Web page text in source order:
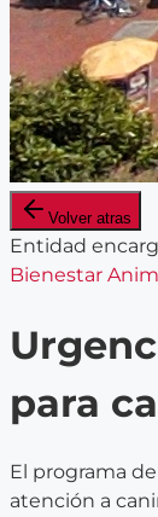
Volver atras
Entidad
Bienestar
para
El programa
atención a